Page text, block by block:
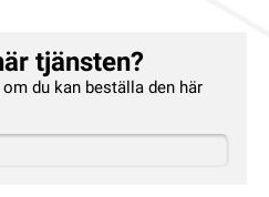
tjänsten?
du kan beställa den här